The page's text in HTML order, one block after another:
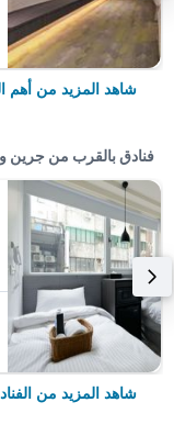
شاهد المزيد من أهم
فنادق بالقرب من جرين
شاهد المزيد من